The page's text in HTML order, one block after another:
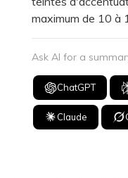
maximum de 10 à
Ask AI for a
ChatGPT
Claude